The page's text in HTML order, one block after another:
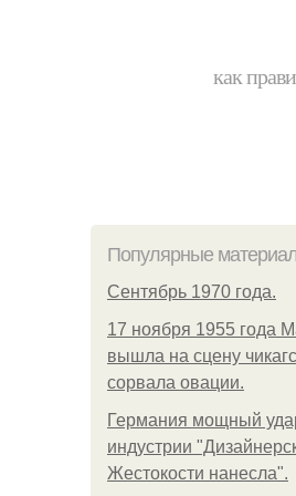
как
Популярные
Сентябрь 1970 года.
17 ноября 1955 года
вышла на сцену
сорвала овации.
Германия мощный
индустрии
Жестокости нанесла".